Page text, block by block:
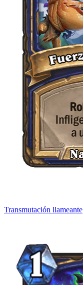
Transmutación llameante